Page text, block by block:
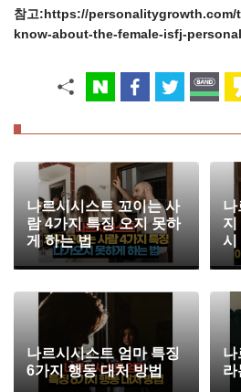
참고:https://
know-about-the-female-isfj-
나르시시스트 꼬이는 사
람 4가지 특징 오지 못하
게 하는 법
나
지
시
나르시시스트 엄마 특징
6가지 행동 대처 방법
나
라